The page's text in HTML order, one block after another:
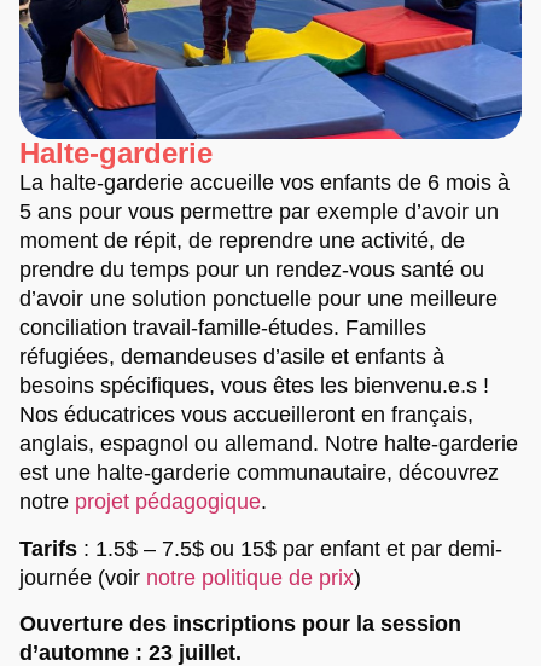
Halte-garderie
La halte-garderie accueille vos enfants de 6 mois à
5 ans pour vous permettre par exemple d’avoir un
moment de répit, de reprendre une activité, de
prendre du temps pour un rendez-vous santé ou
d’avoir une solution ponctuelle pour une meilleure
conciliation travail-famille-études. Familles
réfugiées, demandeuses d’asile et enfants à
besoins spécifiques, vous êtes les bienvenu.e.s !
Nos éducatrices vous accueilleront en français,
anglais, espagnol ou allemand. Notre halte-garderie
est une halte-garderie communautaire, découvrez
notre projet pédagogique.
Tarifs : 1.5$ – 7.5$ ou 15$ par enfant et par demi-
journée (voir notre politique de prix)
Ouverture des inscriptions pour la session
d’automne : 23 juillet.